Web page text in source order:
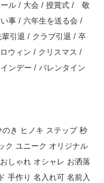
ール / 大会 / 授賞式 / 敬
事 / 六年生を送る会 /
引退 / クラブ引退 / 卒
ウィン / クリスマス /
ンデー / バレンタイン
き ヒノキ ステップ 秒
ク ユニーク オリジナル
しゃれ オシャレ お洒落
手作り 名入れ可 名前入